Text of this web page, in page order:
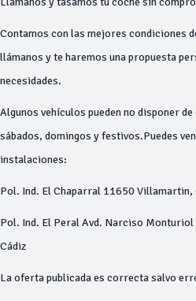
Contamos con las mejores condiciones
llámanos y te haremos una propuesta
necesidades.
Algunos vehículos pueden no disponer
sábados, domingos y festivos.Puedes
instalaciones:
Pol. Ind. El Chaparral 11650 Villamartin,
Pol. Ind. El Peral Avd. Narciso
Cádiz
La oferta publicada es correcta salvo